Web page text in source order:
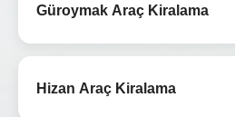
Güroymak Araç Kiralama
Hizan Araç Kiralama